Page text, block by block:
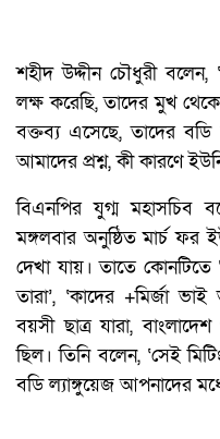
শহীদ উদ্দীন চৌধুরী বলেন,
লক্ষ করেছি, তাদের মুখ
বক্তব্য এসেছে, তাদের বডি
আমাদের প্রশ্ন, কী কারণে
বিএনপির যুগ্ম মহাসচিব
মঙ্গলবার অনুষ্ঠিত মার্চ ফর
দেখা যায়। তাতে কোনটিতে
তারা’, ‘কাদের +মির্জা ভাই
বয়সী ছাত্র যারা,
ছিল। তিনি বলেন, ‘সেই
বডি ল্যাঙ্গুয়েজ আপনাদের